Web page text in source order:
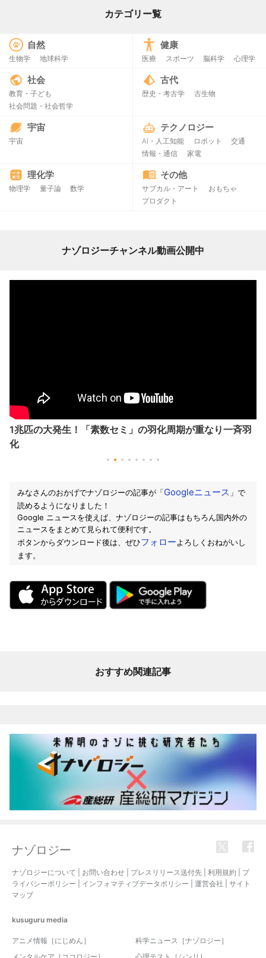
カテゴリー覧
自然
生物学 地球科学
健康
医療 スポーツ 脳科学 心理学
社会
教育・子ども
社会問題・社会哲学
古代
歴史・考古学 古生物
宇宙
宇宙
テクノロジー
AI・人工知能 ロボット
交通
情報・通信
家電
理化学
物理学 量子論 数学
その他
サブカル・アート
おもちゃ
プロダクト
ナゾロジーチャンネル動画公開中
1兆匹の大発生！「素数セミ」の羽化周期が重なり一斉羽
化
みなさんのおかげでナゾロジーの記事が「Googleニュース 」で
読めるようになりました！
Google ニュースを使えば、ナゾロジーの記事はもちろん国内外の
ニュースをまとめて見られて便利です。
ボタンからダウンロード後は、ぜひフォローよろしくおねがいし
ます。
おすすめ関連記事
ナゾロジー
ナゾロジーについて お問い合わせ プレスリリース送付先 利用規約
プ
ライバシーポリシー
インフォマティブデータポリシー 運営会社
サイト
マップ
kusuguru media
アニメ情報［にじめん］
科学ニュース［ナゾロジー］